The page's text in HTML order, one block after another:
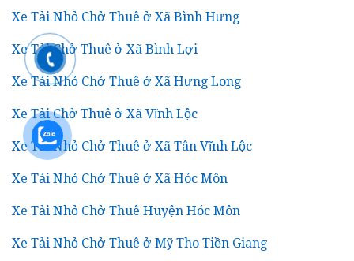
Xe Tải Nhỏ Chở Thuê ở Xã Hưng Long
Xe Tải Chở Thuê ở Xã Vĩnh Lộc
Xe Tải Nhỏ Chở Thuê ở Xã Tân Vĩnh Lộc
Xe Tải Nhỏ Chở Thuê ở Xã Hóc Môn
Xe Tải Nhỏ Chở Thuê Huyện Hóc Môn
Xe Tải Nhỏ Chở Thuê ở Mỹ Tho Tiền Giang
Dịch Vụ Vận Tải Tại Huyện Củ Chi
Xe Tải Chở Đồ Chuyển Nhà Trọn Gói Ở Củ Chi